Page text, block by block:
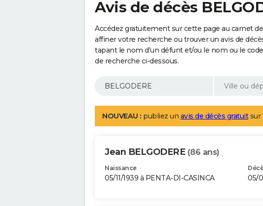
Avis de décès
Accédez gratuitement sur cette page au carnet
affiner votre recherche ou trouver un avis de
tapant le nom d'un défunt et/ou le nom ou le
de recherche ci-dessous.
NOUVEAU : publiez un avis de décès gratuitsur
Jean BELGODERE (86 ans)
Naissance
05/11/1939 à PENTA-DI-CASINCA 05/